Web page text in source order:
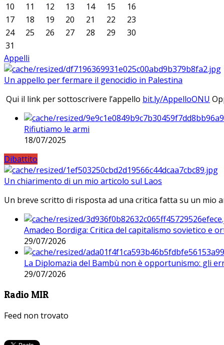
10
11 12 13 14 15
16
17
18 19 20 21 22
23
24
25 26 27 28 29
30
31
Appelli
Un appello per fermare il genocidio in Palestina
Qui il link per sottoscrivere l’appello bit.ly/AppelloONU
Rifiutiamo le armi
18/07/2025
Dibattito
Un chiarimento di un mio articolo sul Laos
Un breve scritto di risposta ad una critica fatta su un mio
Amadeo Bordiga: Critica del capitalismo sovietico e
29/07/2026
La Diplomazia del Bambù non è opportunismo: gli
29/07/2026
Radio MIR
Feed non trovato